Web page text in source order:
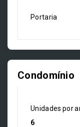
Portaria
Condomínio
Unidades por
6